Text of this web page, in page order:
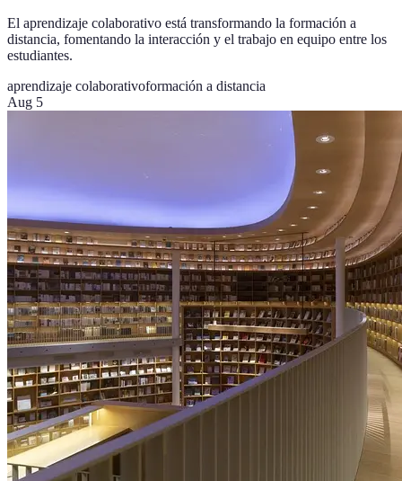
El aprendizaje colaborativo está transformando la formación a
distancia, fomentando la interacción y el trabajo en equipo entre los
estudiantes.
aprendizaje colaborativoformación a distancia
Aug 5